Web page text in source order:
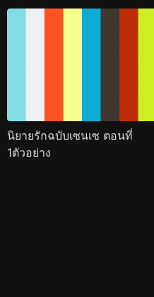
นิยายรักฉบับเซนเซ ตอนที่
1ตัวอย่าง